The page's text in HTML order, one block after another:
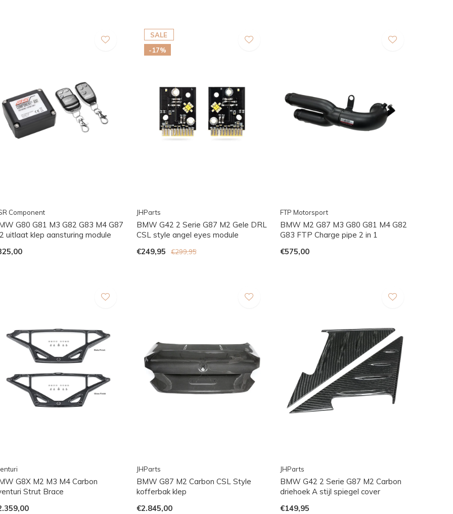
Component
G80 G81 M3 G82 G83 M4 G87
uitlaat klep aansturing module
SALE
-17%
JHParts
BMW G42 2 Serie G87 M2 Gele DRL
CSL style angel eyes module
€249,95
€299,95
FTP Motorsport
BMW M2 G87 M3 G80 G81 M4 G82
G83 FTP Charge pipe 2 in 1
€575,00
G8X M2 M3 M4 Carbon
Strut Brace
JHParts
BMW G87 M2 Carbon CSL Style
kofferbak klep
€2.845,00
JHParts
BMW G42 2 Serie G87 M2 Carbon
driehoek A stijl spiegel cover
€149,95